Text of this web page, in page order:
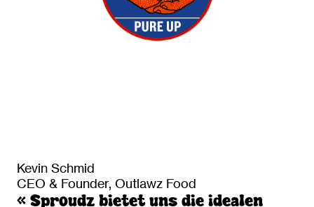
Kevin Schmid
CEO & Founder, Outlawz Food
« Sproudz bietet uns die idealen